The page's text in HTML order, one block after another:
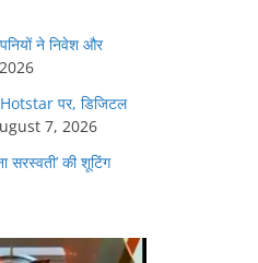
ने निवेश और
पर, डिजिटल
7, 2026
सरस्वती’ की शूटिंग